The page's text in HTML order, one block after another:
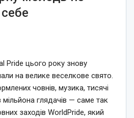
Pride цього року знову
на велике веселкове свято.
човнів, музика, тисячі
мільйона глядачів — саме так
заходів WorldPride, який